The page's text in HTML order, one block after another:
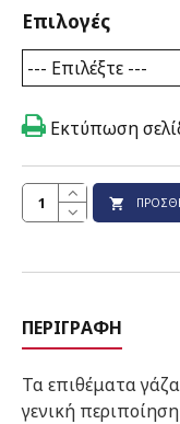
Επιλογές
Εκτύπωση
ΠΕΡΙΓΡΑΦΉ
Τα επιθέματα
γενική